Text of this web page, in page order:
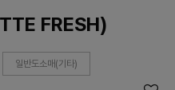
FRESH)
일반도소매(기타)